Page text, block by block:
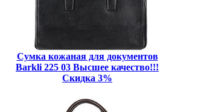
Сумка кожаная для документов
Barkli 225 03 Высшее качество!!!
Скидка 3%